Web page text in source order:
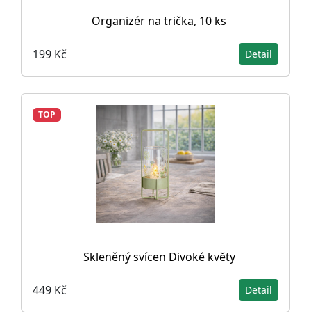
Organizér na trička, 10 ks
199 Kč Detail
TOP
Skleněný svícen Divoké květy
449 Kč Detail